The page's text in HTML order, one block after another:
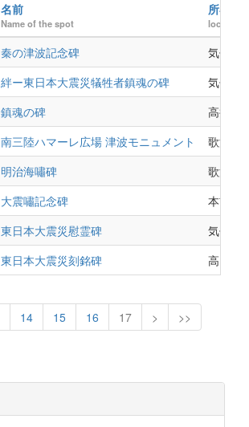
名前
Name of the spot
所在地
location
秦の津波記念碑 気仙町
絆ー東日本大震災犠牲者鎮魂の碑 気仙町
鎮魂の碑 高井194
南三陸ハマーレ広場 津波モニュメント 歌津伊
明治海嘯碑 歌津馬
大震嘯記念碑 本吉町
東日本大震災慰霊碑 気仙町
東日本大震災刻銘碑 高田町
14 15 16 17 > >>